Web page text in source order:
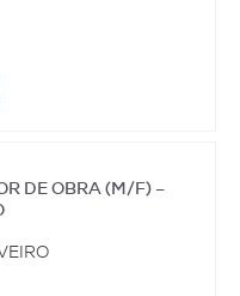
DE OBRA (M/F) –